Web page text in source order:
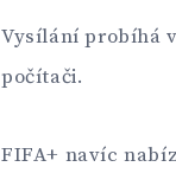
Vysílání probíhá
počítači.
FIFA+ navíc